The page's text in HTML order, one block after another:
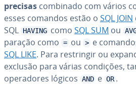
precisas combinado com vários
esses comandos estão o SQL JOIN
SQL HAVING como SQL SUM ou
pa­ra­ção como = ou > e
SQL LIKE. Para res­trin­gir ou
exclusão para várias condições,
ope­ra­do­res lógicos AND e OR .